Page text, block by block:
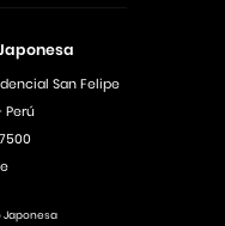
San Felipe
Perú
Japonesa